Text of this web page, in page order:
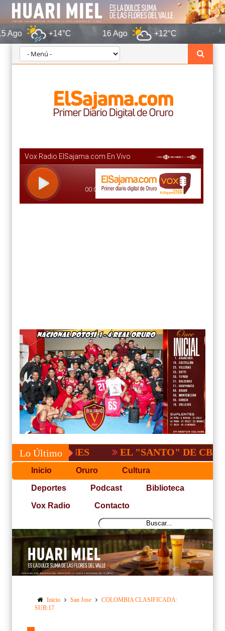
+14°C 16 Ago +12°C
Lo Último EL "SANTO" DE CBBA,
Inicio Oruro Cultura
Deportes Podcast Biblioteca
Vox Radio Contacto
Inicio San Jose
COLOMBIA CLASIFICADA:
SUB:17